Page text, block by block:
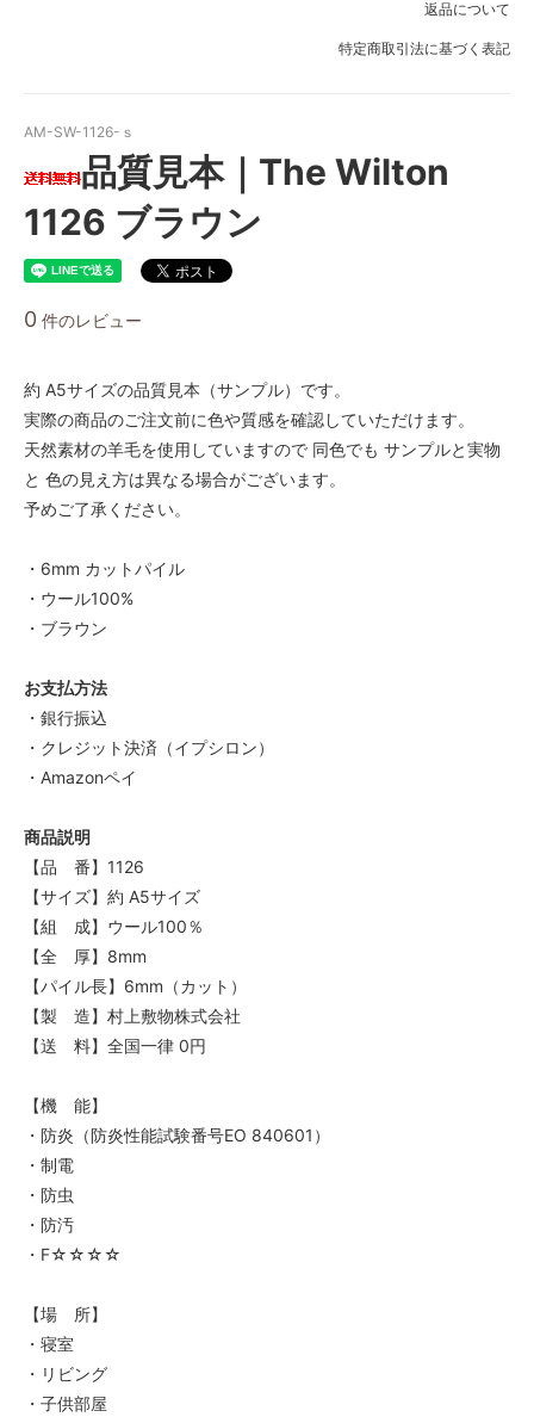
返品について
特定商取引法に基づく表記
AM-SW-1126-ｓ
品質見本｜The Wilton
1126 ブラウン
0 件のレビュー
約 A5サイズの品質見本（サンプル）です。
実際の商品のご注文前に色や質感を確認していただけます。
天然素材の羊毛を使用していますので 同色でも サンプルと実物
と 色の見え方は異なる場合がございます。
予めご了承ください。
・6mm カットパイル
・ウール100%
・ブラウン
お支払方法
・銀行振込
・クレジット決済（イプシロン）
・Amazonペイ
商品説明
【品 番】1126
【サイズ】約 A5サイズ
【組 成】ウール100％
【全 厚】8mm
【パイル長】6mm（カット）
【製 造】村上敷物株式会社
【送 料】全国一律 0円
【機 能】
・防炎（防炎性能試験番号EO 840601）
・制電
・防虫
・防汚
・F☆☆☆☆
【場 所】
・寝室
・リビング
・子供部屋